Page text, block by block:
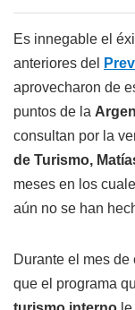
Es innegable el
anteriores del
aprovecharon de
puntos de la
consultan por la
de Turismo,
meses en los
aún no se han
Durante el mes
que el programa